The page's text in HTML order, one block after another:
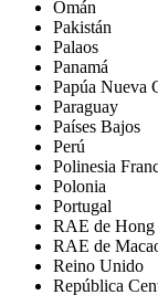
Omán
Pakistán
Palaos
Panamá
Papúa Nueva
Paraguay
Países Bajos
Perú
Polinesia
Polonia
Portugal
RAE de
RAE de
Reino Unido
República